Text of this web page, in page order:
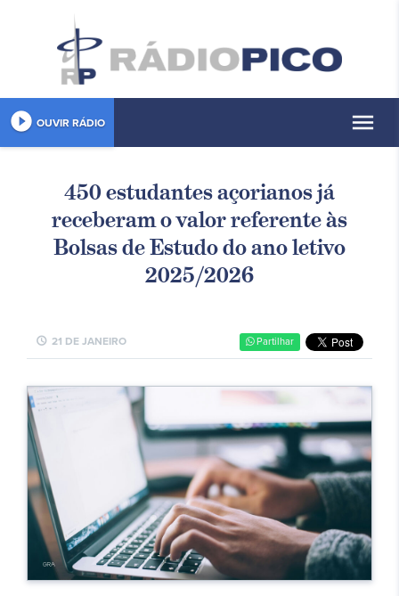
play_circle_filled OUVIR RÁDIO menu
450 estudantes açorianos já
receberam o valor referente às
Bolsas de Estudo do ano letivo
2025/2026
schedule 21 DE JANEIRO Partilhar